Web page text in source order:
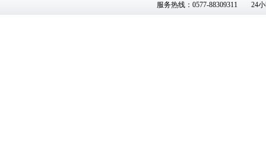
服务热线：0577-88309311
24